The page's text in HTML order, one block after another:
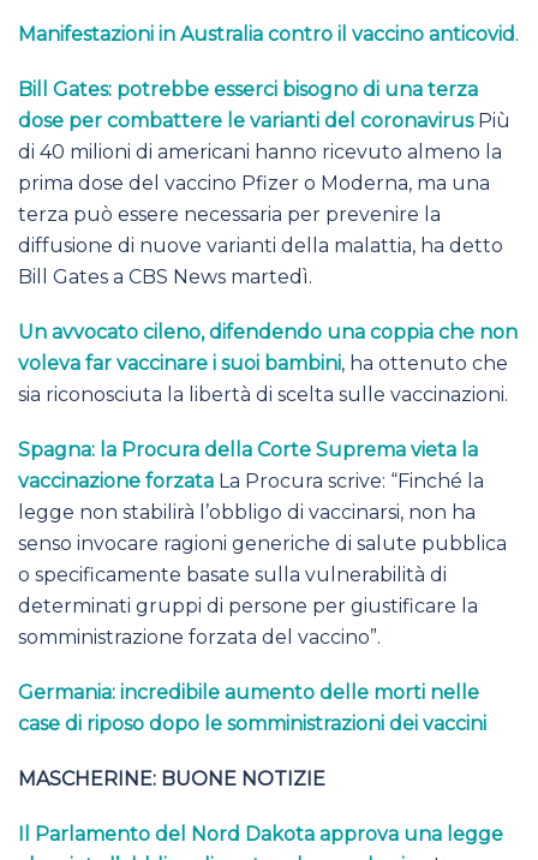
Manifestazioni in Australia contro il vaccino anticovid.
Bill Gates: potrebbe esserci bisogno di una terza
dose per combattere le varianti del coronavirusPiù
di 40 milioni di americani hanno ricevuto almeno la
prima dose del vaccino Pfizer o Moderna, ma una
terza può essere necessaria per prevenire la
diffusione di nuove varianti della malattia, ha detto
Bill Gates a CBS News martedì.
Un avvocato cileno, difendendo una coppia che non
voleva far vaccinare i suoi bambini, ha ottenuto che
sia riconosciuta la libertà di scelta sulle vaccinazioni.
Spagna: la Procura della Corte Suprema vieta la
vaccinazione forzata La Procura scrive: “Finché la
legge non stabilirà l’obbligo di vaccinarsi, non ha
senso invocare ragioni generiche di salute pubblica
o specificamente basate sulla vulnerabilità di
determinati gruppi di persone per giustificare la
somministrazione forzata del vaccino”.
Germania: incredibile aumento delle morti nelle
case di riposo dopo le somministrazioni dei vaccini
MASCHERINE: BUONE NOTIZIE
Il Parlamento del Nord Dakota approva una legge